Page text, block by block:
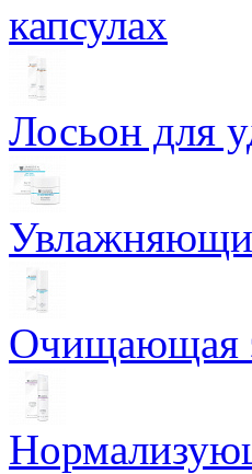
капсулах
Лосьон для
Очищающая